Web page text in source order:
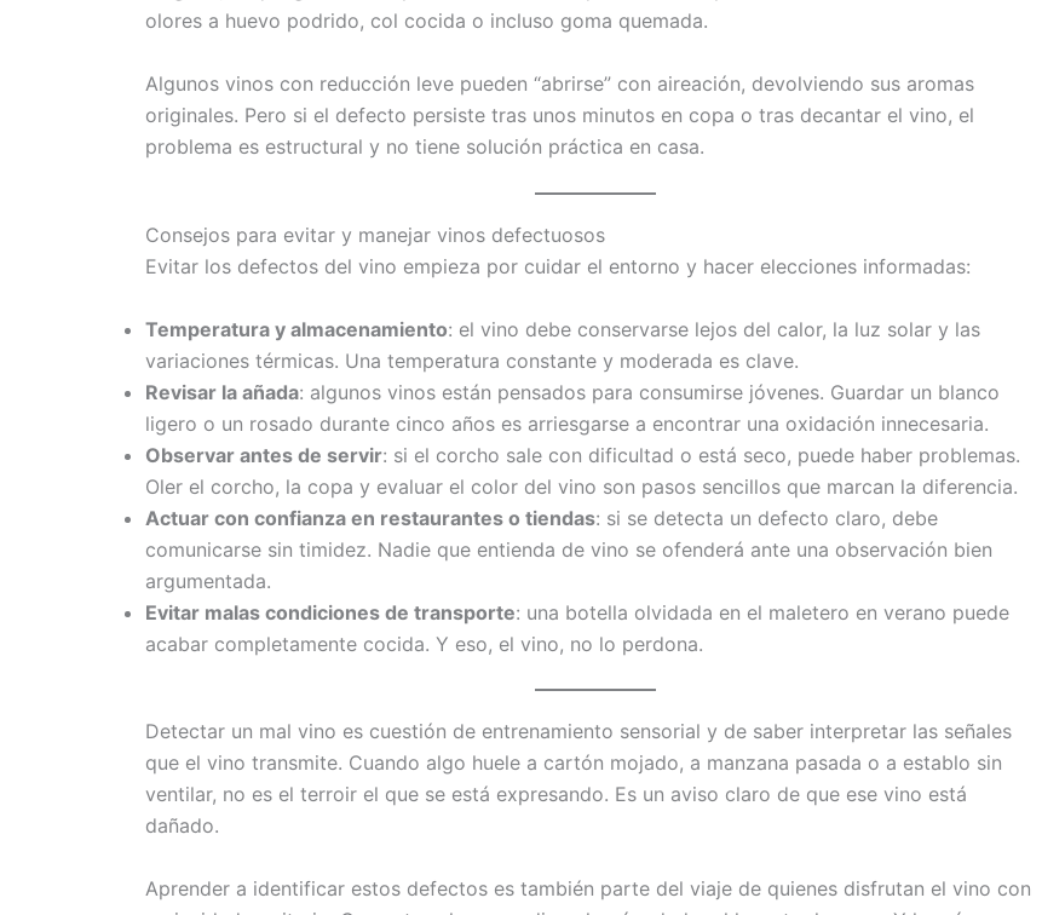
olores a huevo podrido, col cocida o incluso goma quemada.
Algunos vinos con reducción leve pueden “abrirse” con aireación, devolviendo sus aromas
originales. Pero si el defecto persiste tras unos minutos en copa o tras decantar el vino, el
problema es estructural y no tiene solución práctica en casa.
Consejos para evitar y manejar vinos defectuosos
Evitar los defectos del vino empieza por cuidar el entorno y hacer elecciones informadas:
Temperatura y almacenamiento: el vino debe conservarse lejos del calor, la luz solar y las
variaciones térmicas. Una temperatura constante y moderada es clave.
Revisar la añada: algunos vinos están pensados para consumirse jóvenes. Guardar un blanco
ligero o un rosado durante cinco años es arriesgarse a encontrar una oxidación innecesaria.
Observar antes de servir: si el corcho sale con dificultad o está seco, puede haber problemas.
Oler el corcho, la copa y evaluar el color del vino son pasos sencillos que marcan la diferencia.
Actuar con confianza en restaurantes o tiendas: si se detecta un defecto claro, debe
comunicarse sin timidez. Nadie que entienda de vino se ofenderá ante una observación bien
argumentada.
Evitar malas condiciones de transporte: una botella olvidada en el maletero en verano puede
acabar completamente cocida. Y eso, el vino, no lo perdona.
Detectar un mal vino es cuestión de entrenamiento sensorial y de saber interpretar las señales
que el vino transmite. Cuando algo huele a cartón mojado, a manzana pasada o a establo sin
ventilar, no es el terroir el que se está expresando. Es un aviso claro de que ese vino está
dañado.
Aprender a identificar estos defectos es también parte del viaje de quienes disfrutan el vino con